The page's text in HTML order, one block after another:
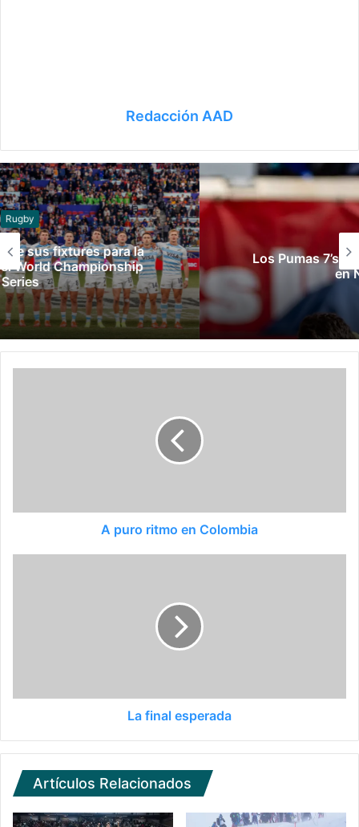
Redacción AAD
Rugby
Los Pumas 7’s se quedaron con el bronce
en Nueva York
A puro ritmo en Colombia
La final esperada
Artículos Relacionados